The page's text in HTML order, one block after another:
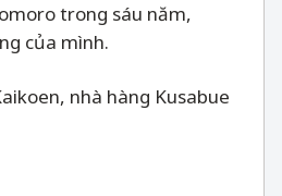
trong sáu năm,
của mình.
nhà hàng Kusabue